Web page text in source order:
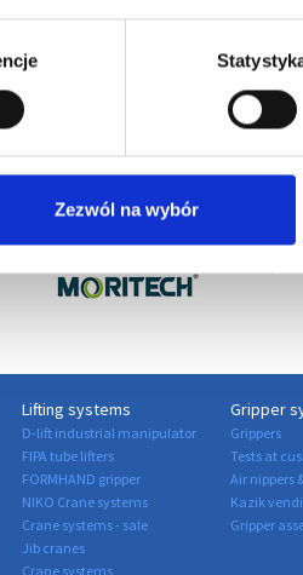
Zezwól na wybór
Lifting systems
D-lift industrial manipulator
FIPA tube lifters
FORMHAND gripper
NIKO Crane systems
Crane systems - sale
Jib cranes
Crane systems
Gripper
Grippers
Tests at
Air nippers
Kazik
Gripper